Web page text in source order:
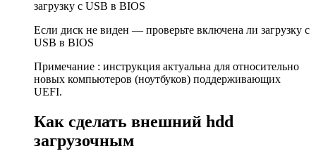
Если диск не виден — проверьте включена ли загрузку с
USB в BIOS
Примечание : инструкция актуальна для относительно
новых компьютеров (ноутбуков) поддерживающих
UEFI.
Как сделать внешний hdd
загрузочным